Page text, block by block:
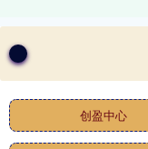
创盈中心